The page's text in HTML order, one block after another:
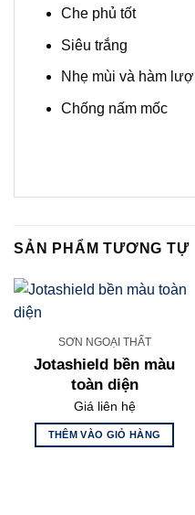
Che phủ tốt
Siêu trắng
Nhẹ mùi và hàm
Chống nấm mốc
SẢN PHẨM TƯƠNG TỰ
SƠN NGOẠI THẤT
Jotashield bền màu
toàn diện
Giá liên hệ
THÊM VÀO GIỎ HÀNG